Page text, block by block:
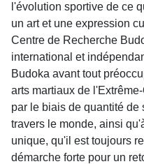
l'évolution sportive de ce
un art et une expression
Centre de Recherche
international et
Budoka avant tout
arts martiaux de
par le biais de quantité de
travers le monde, ainsi
unique, qu'il est toujours
démarche forte pour un